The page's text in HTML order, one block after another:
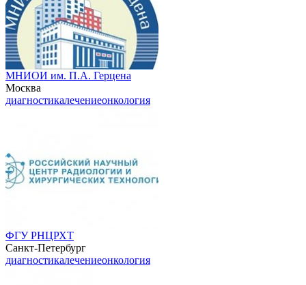
МНИОИ им. П.А. Герцена
Москва
диагностикалечениеонкология
ФГУ РНЦРХТ
Санкт-Петербург
диагностикалечениеонкология